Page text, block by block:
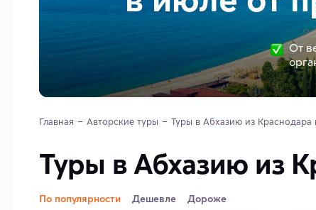
От
Главная Авторские туры Туры в Абхазию из Краснодара
Туры в Абхазию из
По популярности Дешевле Дороже